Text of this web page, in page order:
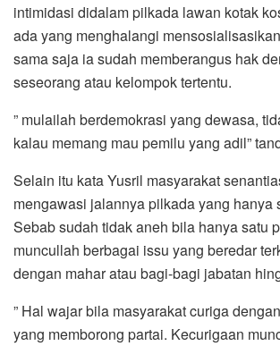
intimidasi didalam pilkada lawan kotak
ada yang menghalangi
sama saja ia sudah memberangus hak
seseorang atau kelompok tertentu.
” mulailah berdemokrasi yang dewasa,
kalau memang mau pemilu yang adil”
Selain itu kata Yusril masyarakat
mengawasi jalannya pilkada yang hanya
Sebab sudah tidak aneh bila hanya satu
muncullah berbagai issu yang beredar
dengan mahar atau bagi-bagi jabatan
” Hal wajar bila masyarakat curiga
yang memborong partai. Kecurigaan